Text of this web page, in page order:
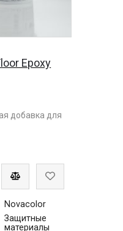
Epoxy
добавка для
Novacolor
Защитные
материалы